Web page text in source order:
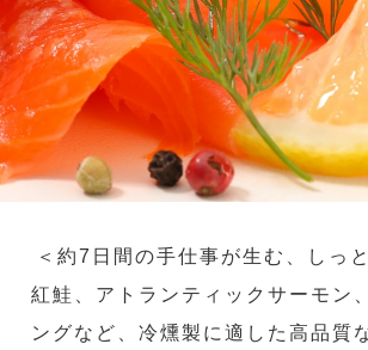
＜約7日間の手仕事が生む、しっ
紅鮭、アトランティックサーモン
ングなど、冷燻製に適した高品質